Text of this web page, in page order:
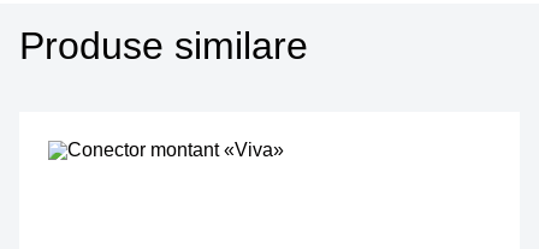
Produse similare